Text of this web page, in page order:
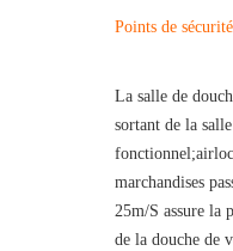
Points de sécurité
La salle de
sortant de la
marchandises
25m/S assure la
de la douche de